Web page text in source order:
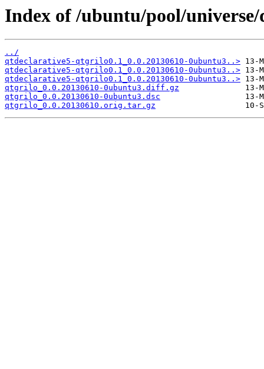
Index of /ubuntu/pool/
../
qtdeclarative5-qtgrilo0.1_0.0.20130610-0ubuntu3..>
qtdeclarative5-qtgrilo0.1_0.0.20130610-0ubuntu3..>
qtdeclarative5-qtgrilo0.1_0.0.20130610-0ubuntu3..>
qtgrilo_0.0.20130610-0ubuntu3.diff.gz
qtgrilo_0.0.20130610-0ubuntu3.dsc
qtgrilo_0.0.20130610.orig.tar.gz